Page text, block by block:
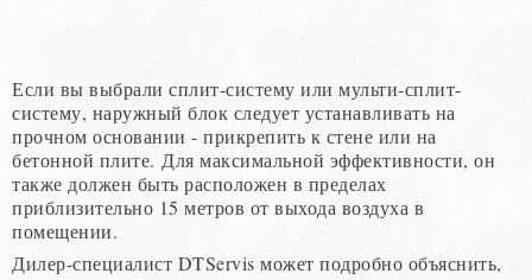
Если вы выбрали сплит-систему или мульти-сплит-
систему, наружный блок следует устанавливать на
прочном основании - прикрепить к стене или на
бетонной плите. Для максимальной эффективности, он
также должен быть расположен в пределах
приблизительно 15 метров от выхода воздуха в
помещении.
Дилер-специалист DTServis может подробно объяснить,